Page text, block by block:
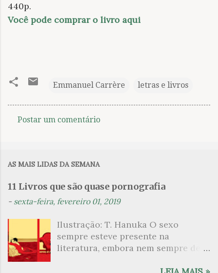
440p.
Você pode comprar o livro aqui
Emmanuel Carrère letras e livros
n
t
i
o
Postar um comentário
AS MAIS LIDAS DA SEMANA
11 Livros que são quase pornografia
- sexta-feira, fevereiro 01, 2019
Ilustração: T. Hanuka O sexo
sempre esteve presente na
literatura, embora nem sempre de